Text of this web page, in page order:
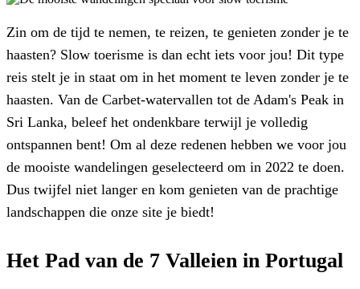
Zin om de tijd te nemen, te reizen, te genieten zonder je te
haasten? Slow toerisme is dan echt iets voor jou! Dit type
reis stelt je in staat om in het moment te leven zonder je te
haasten. Van de Carbet-watervallen tot de Adam's Peak in
Sri Lanka, beleef het ondenkbare terwijl je volledig
ontspannen bent! Om al deze redenen hebben we voor jou
de mooiste wandelingen geselecteerd om in 2022 te doen.
Dus twijfel niet langer en kom genieten van de prachtige
landschappen die onze site je biedt!
Het Pad van de 7 Valleien in Portugal